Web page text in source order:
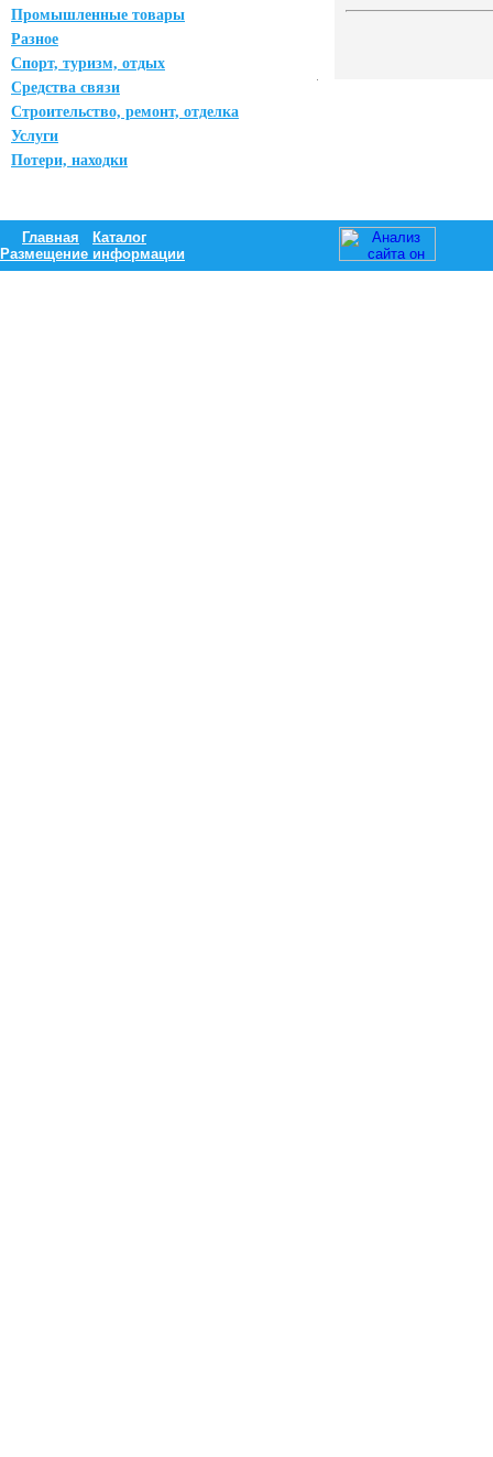
Промышленные товары
Разное
Спорт, туризм, отдых
Средства связи
Строительство, ремонт, отделка
Услуги
Потери, находки
Главная
Каталог
Размещение информации